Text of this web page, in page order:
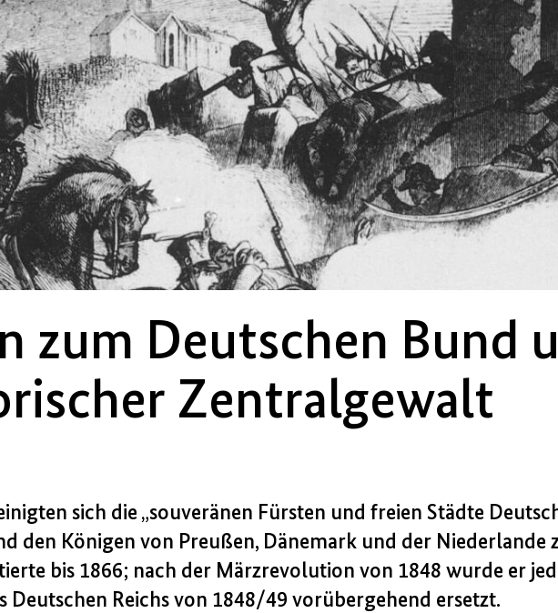
zum Deutschen Bund
Zentralgewalt
sich die „souveränen Fürsten und freien Städte
den Königen von Preußen, Dänemark und der Niederlande
bis 1866; nach der Märzrevolution von 1848 wurde er
Deutschen Reichs von 1848/49 vorübergehend ersetzt.